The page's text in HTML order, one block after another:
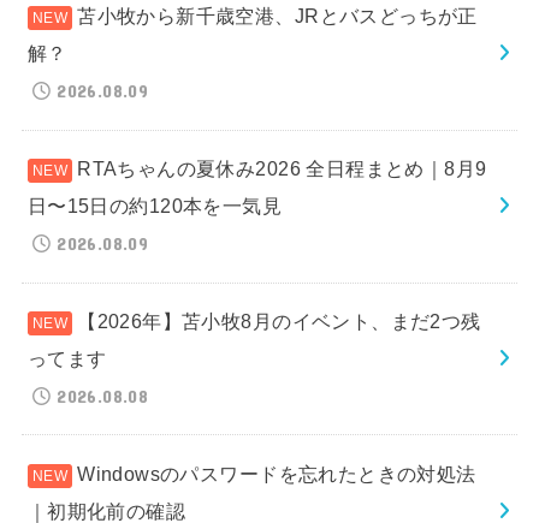
苫小牧から新千歳空港、JRとバスどっちが正
解？
2026.08.09
RTAちゃんの夏休み2026 全日程まとめ｜8月9
日〜15日の約120本を一気見
2026.08.09
【2026年】苫小牧8月のイベント、まだ2つ残
ってます
2026.08.08
Windowsのパスワードを忘れたときの対処法
｜初期化前の確認